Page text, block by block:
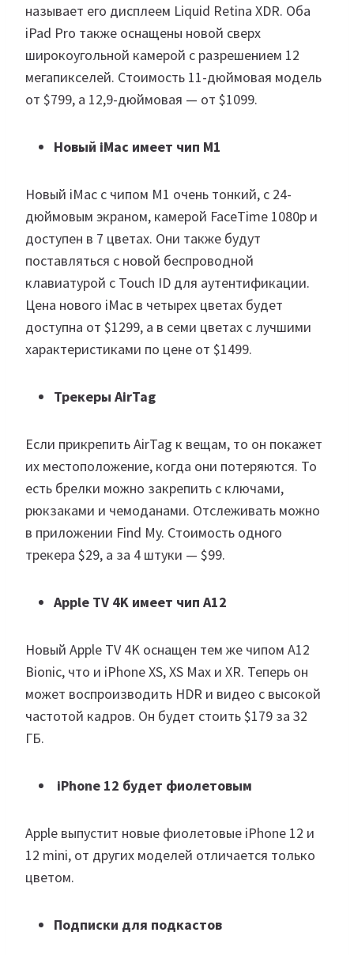
называет его дисплеем Liquid Retina XDR. Оба
iPad Pro также оснащены новой сверх
широкоугольной камерой с разрешением 12
мегапикселей. Стоимость 11-дюймовая модель
от $799, а 12,9-дюймовая — от $1099.
Новый iMac имеет чип M1
Новый iMac с чипом M1 очень тонкий, с 24-
дюймовым экраном, камерой FaceTime 1080p и
доступен в 7 цветах. Они также будут
поставляться с новой беспроводной
клавиатурой с Touch ID для аутентификации.
Цена нового iMac в четырех цветах будет
доступна от $1299, а в семи цветах с лучшими
характеристиками по цене от $1499.
Трекеры AirTag
Если прикрепить AirTag к вещам, то он покажет
их местоположение, когда они потеряются. То
есть брелки можно закрепить с ключами,
рюкзаками и чемоданами. Отслеживать можно
в приложении Find My. Стоимость одного
трекера $29, а за 4 штуки — $99.
Apple TV 4K имеет чип A12
Новый Apple TV 4K оснащен тем же чипом A12
Bionic, что и iPhone XS, XS Max и XR. Теперь он
может воспроизводить HDR и видео с высокой
частотой кадров. Он будет стоить$179 за 32
ГБ.
iPhone 12 будет фиолетовым
Apple выпустит новые фиолетовые iPhone 12 и
12 mini, от других моделей отличается только
цветом.
Подписки для подкастов